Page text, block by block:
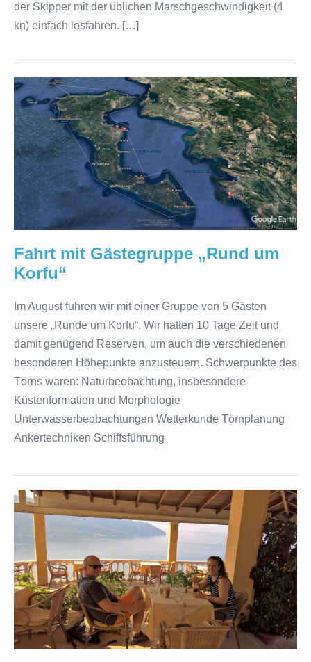
der Skipper mit der üblichen Marschgeschwindigkeit (4
kn) einfach losfahren. […]
Fahrt
mit
Gästegruppe
„Rund
um
Korfu“
Fahrt mit Gästegruppe „Rund um
Korfu“
Im August fuhren wir mit einer Gruppe von 5 Gästen
unsere „Runde um Korfu“. Wir hatten 10 Tage Zeit und
damit genügend Reserven, um auch die verschiedenen
besonderen Höhepunkte anzusteuern. Schwerpunkte des
Törns waren: Naturbeobachtung, insbesondere
Küstenformation und Morphologie
Unterwasserbeobachtungen Wetterkunde Törnplanung
Ankertechniken Schiffsführung
Woche
1#
erste
Eindrücke